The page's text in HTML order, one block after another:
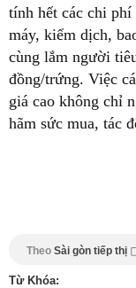
tính hết các chi
máy, kiểm dịch,
cùng lắm người
đồng/trứng. Việc
giá cao không chỉ
hãm sức mua, tác
Theo Sài gòn tiếp thị
Từ Khóa: